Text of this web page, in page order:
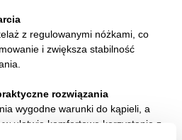
z regulowanymi nóżkami, co
i zwiększa stabilność
rozwiązania
wygodne warunki do kąpieli, a
ułatwia komfortowe korzystanie z